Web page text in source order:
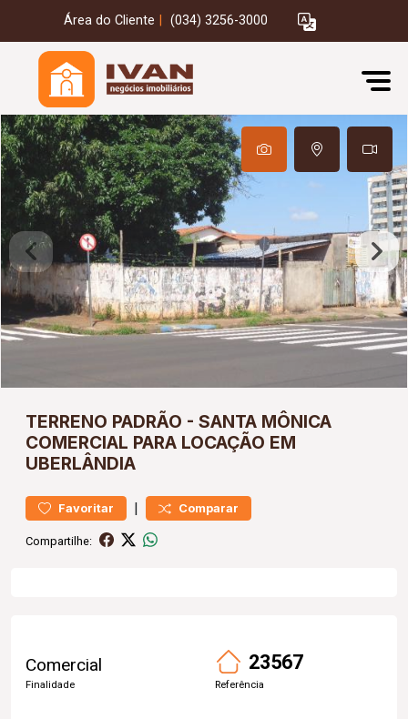
Área do Cliente (034) 3256-3000
TERRENO PADRÃO - SANTA MÔNICA
COMERCIAL PARA LOCAÇÃO EM
UBERLÂNDIA
Favoritar | Comparar
Compartilhe:
Comercial
Finalidade
23567
Referência